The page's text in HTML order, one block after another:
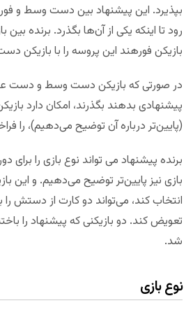
بپذیرد. این پیشنهاد بین دست وسط و
رود تا اینکه یکی از آن‌ها بگذرد. برنده
بازیکن فورهند این پروسه را با بازیکن
در صورتی که بازیکن دست وسط و دست
(پایین‌تر درباره آن توضیح می‌دهیم)، را
برنده پیشنهاد می تواند نوع بازی را برای
بازی نیز پایین‌تر توضیح می‌دهیم. و این
انتخاب کند، می‌تواند دو کارت از دستش
تعویض کند. دو بازیکنی که پیشنهاد را
شد.
نوع بازی